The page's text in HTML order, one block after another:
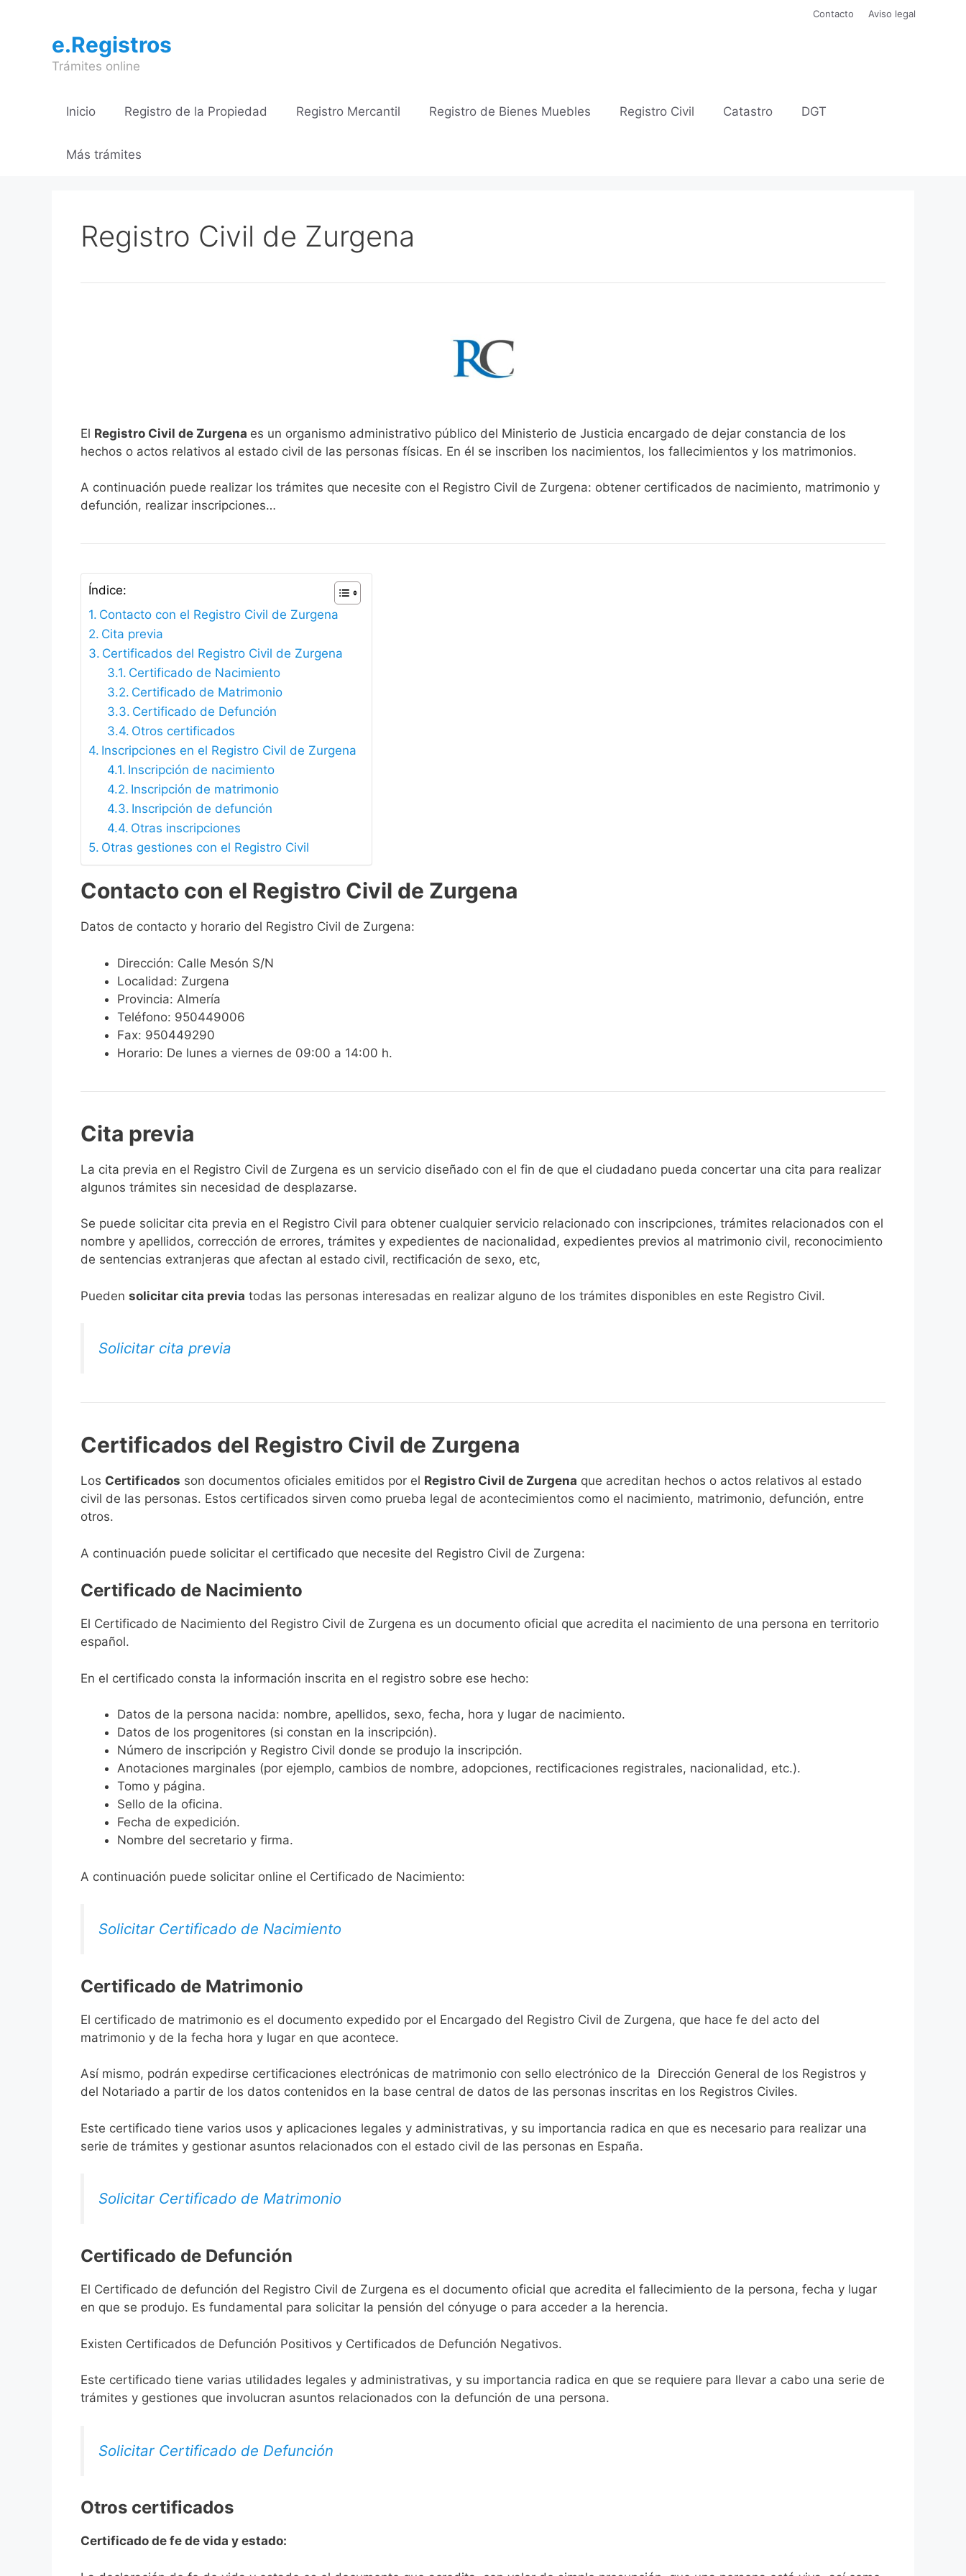
contenido
Contacto Aviso legal
e.Registros
Trámites online
Inicio Registro de la Propiedad Registro Mercantil Registro de Bienes Muebles Registro Civil Catastro DGT
Más trámites
Registro Civil de Zurgena
El Registro Civil de Zurgena es un organismo administrativo público del Ministerio de Justicia encargado de dejar constancia de los
hechos o actos relativos al estado civil de las personas físicas. En él se inscriben los nacimientos, los fallecimientos y los matrimonios.
A continuación puede realizar los trámites que necesite con el Registro Civil de Zurgena: obtener certificados de nacimiento, matrimonio y
defunción, realizar inscripciones…
Índice:
Contacto con el Registro Civil de Zurgena
Cita previa
Certificados del Registro Civil de Zurgena
Certificado de Nacimiento
Certificado de Matrimonio
Certificado de Defunción
Otros certificados
Inscripciones en el Registro Civil de Zurgena
Inscripción de nacimiento
Inscripción de matrimonio
Inscripción de defunción
Otras inscripciones
Otras gestiones con el Registro Civil
Contacto con el Registro Civil de Zurgena
Datos de contacto y horario del Registro Civil de Zurgena:
Dirección: Calle Mesón S/N
Localidad: Zurgena
Provincia: Almería
Teléfono: 950449006
Fax: 950449290
Horario: De lunes a viernes de 09:00 a 14:00 h.
Cita previa
​​​​​​​​​​​​​​​​​​​​​​​​​​​​La cita previa en el Registro Civil de Zurgena es un servicio diseñado con el fin de que el ciudadano pueda concertar una cita para realizar
algunos trámites sin necesidad de desplazarse.​
Se puede solicitar cita previa en el Registro Civil para obtener cualquier servicio relacionado con inscripciones, trámites relacionados con el
nombre y apellidos, corrección de errores, trámites y expedientes de nacionalidad, expedientes previos al matrimonio civil, reconocimiento
de sentencias extranjeras que afectan al estado civil, rectificación de sexo, etc,
​Pueden solicitar cita previa todas las personas interesadas en realizar alguno de los trámites disponibles en este Registro Civil.​
Solicitar cita previa
Certificados del Registro Civil de Zurgena
Los Certificados son documentos oficiales emitidos por el Registro Civil de Zurgena que acreditan hechos o actos relativos al estado
civil de las personas. Estos certificados sirven como prueba legal de acontecimientos como el nacimiento, matrimonio, defunción, entre
otros.
A continuación puede solicitar el certificado que necesite del Registro Civil de Zurgena:
Certificado de Nacimiento
El Certificado de Nacimiento del Registro Civil de Zurgena es un documento oficial que acredita el nacimiento de una persona en territorio
español.
En el certificado consta la información inscrita en el registro sobre ese hecho:
Datos de la persona nacida: nombre, apellidos, sexo, fecha, hora y lugar de nacimiento.
Datos de los progenitores (si constan en la inscripción).
Número de inscripción y Registro Civil donde se produjo la inscripción.
Anotaciones marginales (por ejemplo, cambios de nombre, adopciones, rectificaciones registrales, nacionalidad, etc.).
Tomo y página.
Sello de la oficina.
Fecha de expedición.
Nombre del secretario y firma.
A continuación puede solicitar online el Certificado de Nacimiento:
Solicitar Certificado de Nacimiento
Certificado de Matrimonio
El certificado de matrimonio es el documento expedido por el Encargado del Registro Civil de Zurgena, que hace fe del acto del
matrimonio y de la fecha hora y lugar en que acontece.
Así mismo, podrán expedirse certificaciones electrónicas de matrimonio con sello electrónico de la Dirección General de los Registros y
del Notariado a partir de los datos contenidos en la base central de datos de las personas inscritas en los Registros Civiles.
Este certificado tiene varios usos y aplicaciones legales y administrativas, y su importancia radica en que es necesario para realizar una
serie de trámites y gestionar asuntos relacionados con el estado civil de las personas en España.
Solicitar Certificado de Matrimonio
Certificado de Defunción
El Certificado de defunción del Registro Civil de Zurgena es el documento oficial que acredita el fallecimiento de la persona, fecha y lugar
en que se produjo. Es fundamental para solicitar la pensión del cónyuge o para acceder a la herencia.
Existen Certificados de Defunción Positivos y Certificados de Defunción Negativos.
Este certificado tiene varias utilidades legales y administrativas, y su importancia radica en que se requiere para llevar a cabo una serie de
trámites y gestiones que involucran asuntos relacionados con la defunción de una persona.
Solicitar Certificado de Defunción
Otros certificados
Certificado de fe de vida y estado: